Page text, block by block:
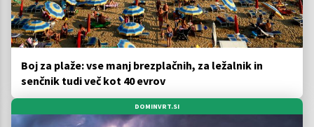
Boj za plaže: vse manj brezplačnih, za ležalnik in
senčnik tudi več kot 40 evrov
DOMINVRT.SI